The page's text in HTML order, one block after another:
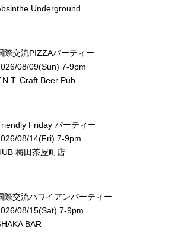
Underground
際交流PIZZAパーティー
08/09(Sun) 7-9pm
Craft Beer Pub
Friday パーティー
08/14(Fri) 7-9pm
梅田茶屋町店
際交流ハワイアンパーティー
08/15(Sat) 7-9pm
BAR